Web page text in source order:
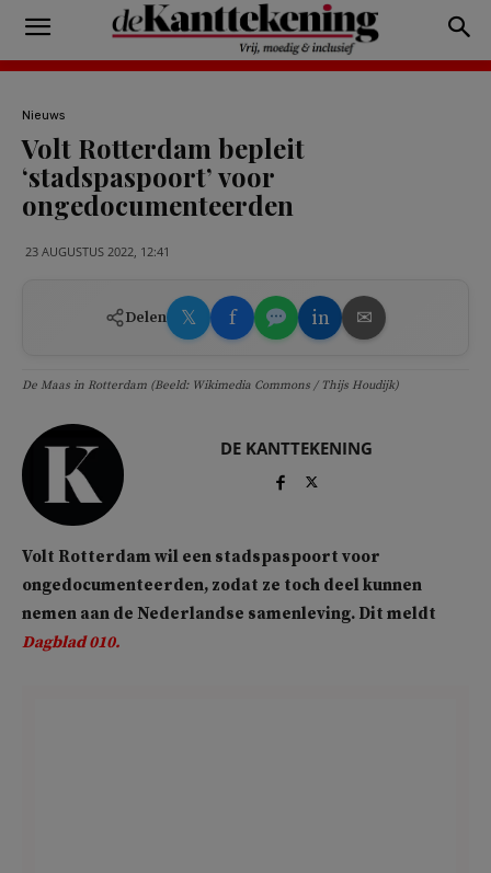
Nieuws
Volt Rotterdam bepleit
‘stadspaspoort’ voor
ongedocumenteerden
23 AUGUSTUS 2022, 12:41
Delen 𝕏 f in ✉
De Maas in Rotterdam (Beeld: Wikimedia Commons / Thijs Houdijk)
DE KANTTEKENING
Volt Rotterdam wil een stadspaspoort voor
ongedocumenteerden, zodat ze toch deel kunnen
nemen aan de Nederlandse samenleving. Dit meldt
Dagblad 010.